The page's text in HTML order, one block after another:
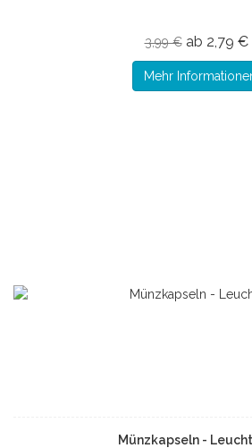
3,99 € ab 2,79 €
Mehr
Münzkapseln -